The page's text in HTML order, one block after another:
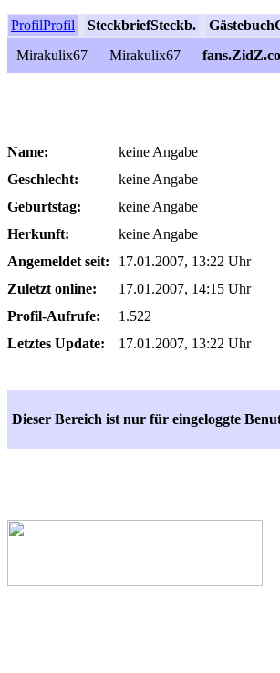
ProfilProfil SteckbriefSteckb. Gästebuch
Mirakulix67
Mirakulix67
Name:
keine Angabe
Geschlecht:
keine Angabe
Geburtstag:
keine Angabe
Herkunft:
keine Angabe
Angemeldet seit:
17.01.2007, 13:22 Uhr
Zuletzt online:
17.01.2007, 14:15 Uhr
Profil-Aufrufe:
1.522
Letztes Update:
17.01.2007, 13:22 Uhr
Dieser Bereich ist nur für eingeloggte